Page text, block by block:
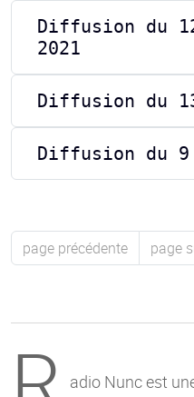
Diffusion du
2021
Diffusion du
Diffusion du 9
page précédente page
adio Nunc est